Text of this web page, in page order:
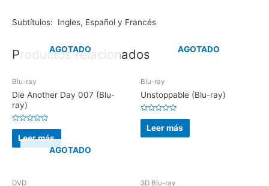
Subtítulos: Ingles, Español y Francés
Productos relacionados
AGOTADO
Blu-ray
Die Another Day 007 (Blu-
ray)
V
o
e
Leer más
AGOTADO
Blu-ray
Unstoppable (Blu-ray)
V
o
0
Leer más
AGOTADO
DVD 3D Blu-ray